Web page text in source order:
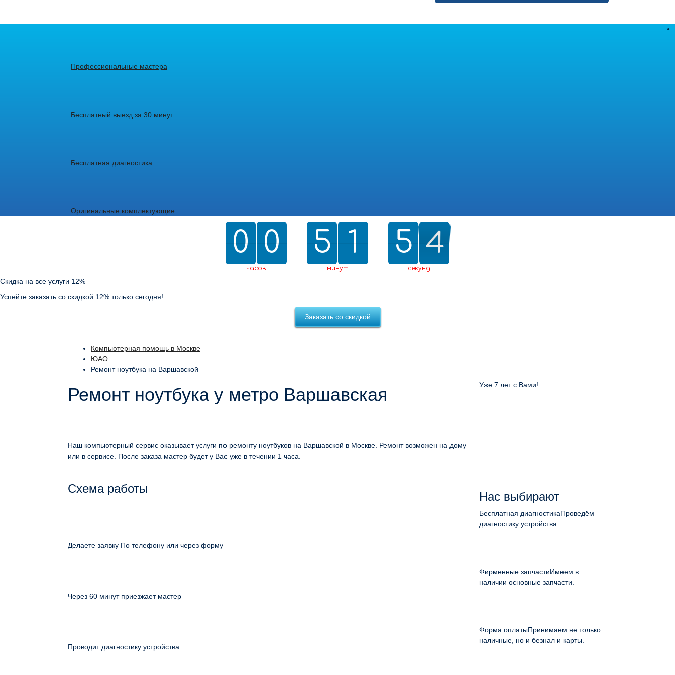
Профессиональные мастера
Бесплатный выезд за 30 минут
Бесплатная диагностика
Оригинальные комплектующие
0
0 0
0
часов
5
5 2
1
1
2
минут
0
5
5
0 3
2
2
3
секунд
Скидка на все услуги 12%
Успейте заказать со скидкой 12% только сегодня!
Заказать со скидкой
Компьютерная помощь в Москве
ЮАО
Ремонт ноутбука на Варшавской
Ремонт ноутбука у метро Варшавская
Наш компьютерный сервис оказывает услуги по ремонту ноутбуков на Варшавской в Москве. Ремонт возможен на дому
или в сервисе. После заказа мастер будет у Вас уже в течении 1 часа.
Схема работы
Делаете заявку По телефону или через форму
Через 60 минут приезжает мастер
Проводит диагностику устройства
Уже 7 лет с Вами!
Нас выбирают
Бесплатная диагностикаПроведём
диагностику устройства.
Фирменные запчастиИмеем в
наличии основные запчасти.
Форма оплатыПринимаем не только
наличные, но и безнал и карты.